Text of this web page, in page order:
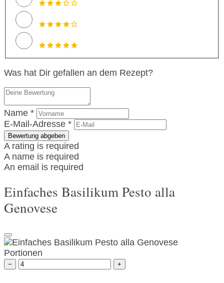
Was hat Dir gefallen an dem Rezept?
Name *
E-Mail-Adresse *
Bewertung abgeben
A rating is required
A name is required
An email is required
Einfaches Basilikum Pesto alla
Genovese
Portionen
− +